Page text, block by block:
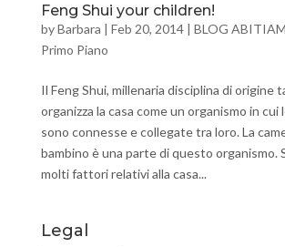
Feng Shui your children!
byBarbara | Feb 20, 2014| BLOG
Primo Piano
Il Feng Shui, millenaria disciplina di origine
organizza la casa come un organismo in cui
sono connesse e collegate tra loro. La
bambino è una parte di questo organismo.
molti fattori relativi alla casa...
Legal